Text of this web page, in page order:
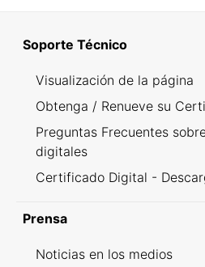
Soporte Técnico
Visualización de la página
Obtenga / Renueve su
Preguntas Frecuentes
digitales
Certificado Digital -
Prensa
Noticias en los medios